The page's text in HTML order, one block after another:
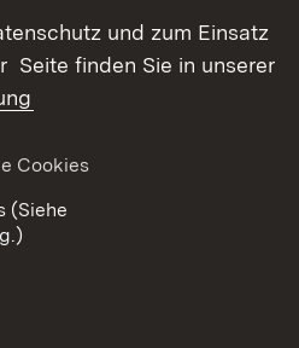
Barrierefreiheit
Impressum
und zum Einsatz
Seite finden Sie in unserer
Cookies
(Siehe